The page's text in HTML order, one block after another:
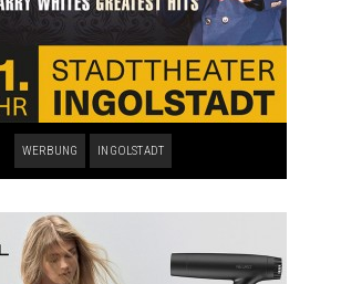
WERBUNG INGOLSTADT